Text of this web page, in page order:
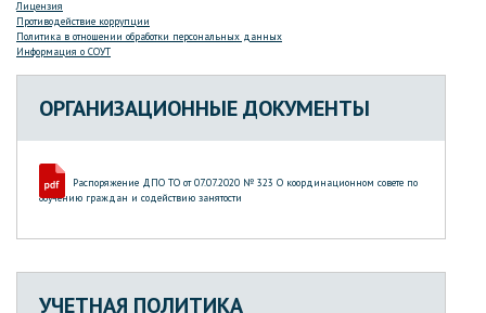
Лицензия
Противодействие коррупции
Политика в отношении обработки персональных данных
Информация о СОУТ
ОРГАНИЗАЦИОННЫЕ ДОКУМЕНТЫ
Распоряжение ДПО ТО от 07.07.2020 № 323 О координационном совете по
обучению граждан и содействию занятости
УЧЕТНАЯ ПОЛИТИКА